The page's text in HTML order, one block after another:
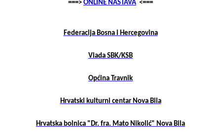
===> ONLINE NASTAVA <===
Federacija Bosna i Hercegovina
Vlada SBK/KSB
Općina Travnik
Hrvatski kulturni centar Nova Bila
Hrvatska bolnica "Dr. fra. Mato Nikolić" Nova Bila